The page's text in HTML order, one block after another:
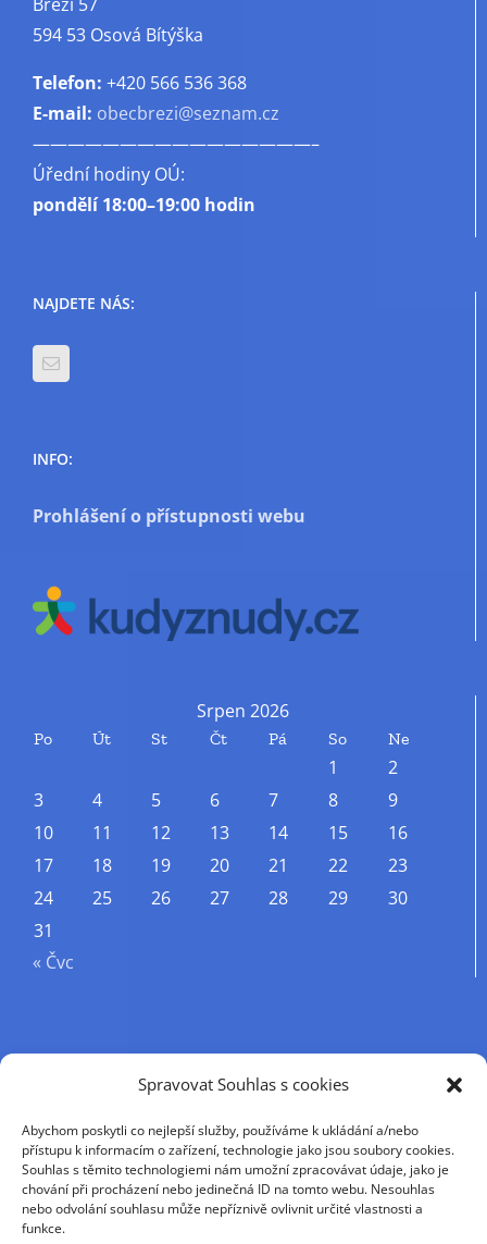
Spravovat Souhlas s cookies
Abychom poskytli co nejlepší služby, používáme k ukládání a/nebo
přístupu k informacím o zařízení, technologie jako jsou soubory cookies.
Souhlas s těmito technologiemi nám umožní zpracovávat údaje, jako je
chování při procházení nebo jedinečná ID na tomto webu. Nesouhlas
nebo odvolání souhlasu může nepříznivě ovlivnit určité vlastnosti a
funkce.
594 53 Osová Bítýška
Telefon: +420 566 536 368
E-mail: obecbrezi@seznam.cz
————————————————–
Úřední hodiny OÚ:
pondělí18:00–19:00 hodin
NAJDETE NÁS:
INFO:
Prohlášení o přístupnosti webu
Srpen 2026
Po Út St Čt Pá So Ne
1
2
3
4 5 6 7 8
9
10
11 12 13 14 15
16
17
18 19 20 21 22
23
24
25 26 27 28 29
30
31
« Čvc
Příjmení
Křestní jméno
E-mail